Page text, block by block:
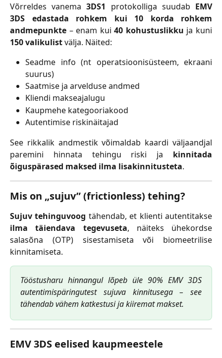
Võrreldes vanema3DS1 protokolliga suudab EMV
3DS edastada rohkem kui 10 korda rohkem
andmepunkte – enam kui40 kohustuslikku ja kuni
150 valikulistvälja. Näited:
Seadme info (nt operatsioonisüsteem, ekraani
suurus)
Saatmise ja arvelduse andmed
Kliendi makseajalugu
Kaupmehe kategooriakood
Autentimise riskinäitajad
See rikkalik andmestik võimaldab kaardi väljaandjal
paremini hinnata tehingu riski ja kinnitada
õiguspärased maksed ilma lisakinnitusteta.
Mis on „sujuv” (frictionless) tehing?
Sujuv tehinguvoog tähendab, et klienti autentitakse
ilma täiendava tegevuseta, näiteks ühekordse
salasõna (OTP) sisestamiseta või biomeetrilise
kinnitamiseta.
Tööstusharu hinnangul lõpeb üle 90% EMV 3DS
autentimispäringutest sujuva kinnitusega – see
tähendab vähem katkestusi ja kiiremat makset.
EMV 3DS eelised kaupmeestele